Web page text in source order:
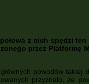
z nich spędzi
przez Platformę
powodów takiej
przyznało, że